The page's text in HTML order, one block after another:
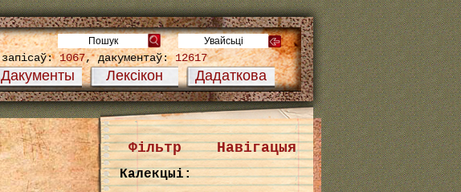
Дакументы Лексікон Дадаткова
запісаў:1067, дакументаў:12617
Фільтр Навігацыя
Калекцыі: